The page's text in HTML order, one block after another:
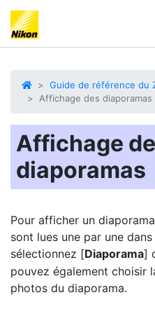
Guide de référence du
Affichage des diaporamas
Affichage
diaporamas
Pour afficher un
sont lues une par une
sélectionnez [Diaporama]
pouvez également choisir
photos du diaporama.